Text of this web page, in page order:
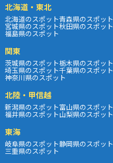
北海道・東北
北海道のスポット青森県のスポット
宮城県のスポット秋田県のスポット
福島県のスポット
関東
茨城県のスポット栃木県のスポット
埼玉県のスポット千葉県のスポット
神奈川県のスポット
北陸・甲信越
新潟県のスポット富山県のスポット
福井県のスポット山梨県のスポット
東海
岐阜県のスポット静岡県のスポット
三重県のスポット